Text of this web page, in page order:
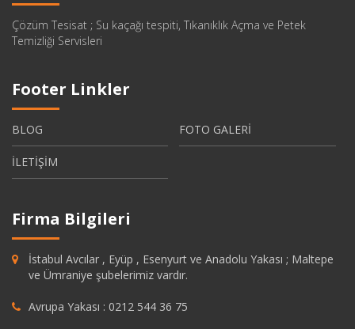
Çözüm Tesisat ; Su kaçağı tespiti, Tıkanıklık Açma ve Petek
Temizliği Servisleri
Footer Linkler
BLOG FOTO GALERİ
İLETİŞİM
Firma Bilgileri
İstabul Avcılar , Eyüp , Esenyurt ve Anadolu Yakası ; Maltepe
ve Ümraniye şubelerimiz vardır.
Avrupa Yakası : 0212 544 36 75